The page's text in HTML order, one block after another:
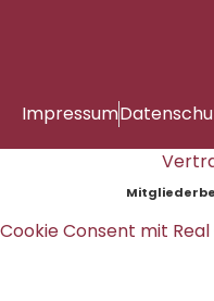
Impressum
Cookie Consent mit